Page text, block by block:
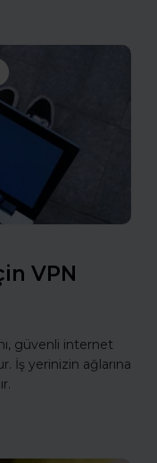
VPN
güvenli internet
İş yerinizin ağlarına